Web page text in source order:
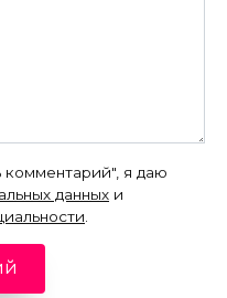
я даю
данных и